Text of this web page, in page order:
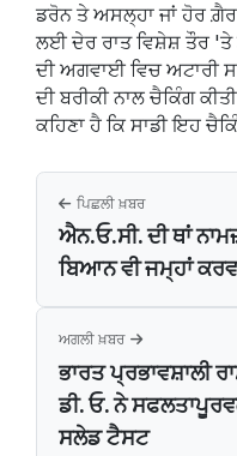
ਡਰੋਨ ਤੇ ਅਸਲ੍ਹਾ ਜਾਂ ਹੋਰ ਗ਼ੈਰ
ਲਈ ਦੇਰ ਰਾਤ ਵਿਸ਼ੇਸ਼ ਤੌਰ 'ਤੇ
ਦੀ ਅਗਵਾਈ ਵਿਚ ਅਟਾਰੀ
ਦੀ ਬਰੀਕੀ ਨਾਲ ਚੈਕਿੰਗ
ਕਹਿਣਾ ਹੈ ਕਿ ਸਾਡੀ ਇਹ
ਪਿਛਲੀ ਖ਼ਬਰ
ਐਨ.ਓ.ਸੀ. ਦੀ ਥਾਂ
ਬਿਆਨ ਵੀ ਜਮ੍ਹਾਂ
ਅਗਲੀ ਖ਼ਬਰ
ਭਾਰਤ ਪ੍ਰਭਾਵਸ਼ਾਲੀ
ਡੀ. ਓ. ਨੇ
ਸਲੇਡ ਟੈਸਟ